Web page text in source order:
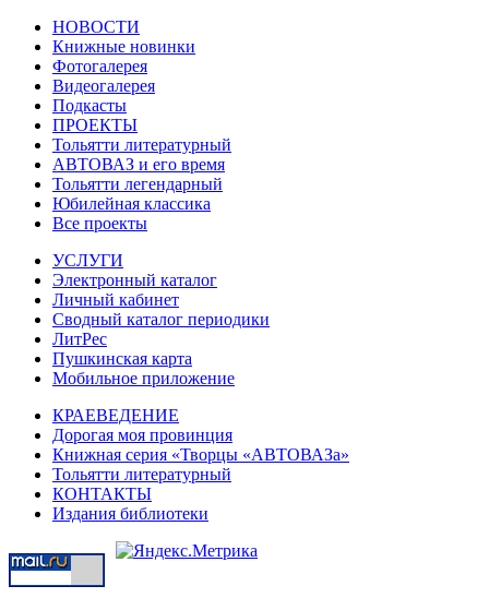
НОВОСТИ
Книжные новинки
Фотогалерея
Видеогалерея
Подкасты
ПРОЕКТЫ
Тольятти литературный
АВТОВАЗ и его время
Тольятти легендарный
Юбилейная классика
Все проекты
УСЛУГИ
Электронный каталог
Личный кабинет
Сводный каталог периодики
ЛитРес
Пушкинская карта
Мобильное приложение
КРАЕВЕДЕНИЕ
Дорогая моя провинция
Книжная серия «Творцы «АВТОВАЗа»
Тольятти литературный
КОНТАКТЫ
Издания библиотеки